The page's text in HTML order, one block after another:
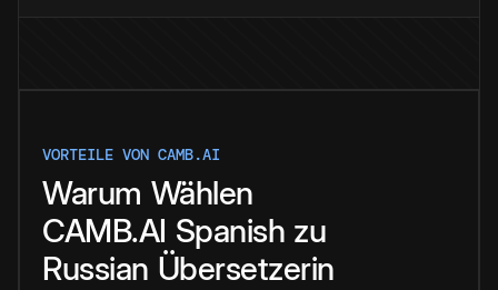
VORTEILE VON CAMB.AI
Warum Wählen
CAMB.AI Spanish zu
Russian Übersetzerin